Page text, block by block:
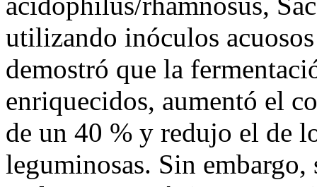
utilizando inóculos
demostró que la
enriquecidos, aumentó el
de un 40 % y redujo el de
leguminosas. Sin